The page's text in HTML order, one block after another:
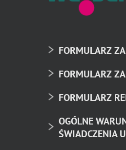
FORMULARZ
FORMULARZ
FORMULARZ
OGÓLNE
ŚWIADCZENIA